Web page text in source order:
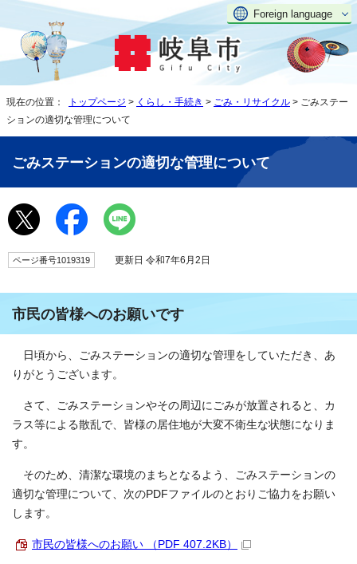
Foreign language
現在の位置： トップページ > くらし・手続き > ごみ・リサイクル > ごみステー
ションの適切な管理について
ごみステーションの適切な管理について
ページ番号1019319 更新日 令和7年6月2日
市民の皆様へのお願いです
日頃から、ごみステーションの適切な管理をしていただき、あ
りがとうございます。
さて、ごみステーションやその周辺にごみが放置されると、カ
ラス等による散乱で、皆様の居住地が大変不衛生な状態になりま
す。
そのため、清潔な環境のまちとなるよう、ごみステーションの
適切な管理について、次のPDFファイルのとおりご協力をお願い
します。
市民の皆様へのお願い （PDF 407.2KB）